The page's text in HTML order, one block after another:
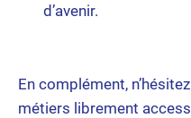
d’avenir.
En complément,
métiers librement